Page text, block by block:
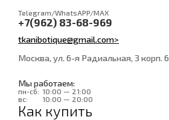
Telegram/WhatsAPP/MAX
+7(962) 83-68-969
tkanibotique@gmail.com>
Москва, ул. 6-я Радиальная, 3 корп. 6
Мы работаем:
пн-сб: 10:00 — 21:00
вс:
10:00 — 20:00
Как купить